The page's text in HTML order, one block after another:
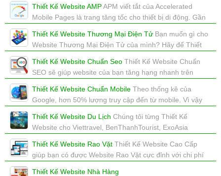
khách hàng chỉ có 1
xem: 5361 | cập nhật: 16/12/2017 15:52
Thiết Kế Website AMPAPM viết tắt của Accelerated
Mobile Pages là trang tăng tốc cho thiết bị di động. Gần
xem: 7774 | cập nhật: 16/12/2017 15:47
Thiết Kế Website Thương Mại Điện Tử Bạn muốn gì cho
Website Thương Mại Điện Tử của mình? Hãy để Thiết
Thiết Kế Website Chuẩn Seo Thiết Kế Website Chuẩn
SEO sẽ giúp website của bạn tăng hạng nhanh trên
Thiết Kế Website Chuẩn Mobile Theo thống kê của
Google, hơn 50% lượng truy cập đến từ mobile. Vì vậy
xem: 2839 | cập nhật: 16/12/2017 15:46
Thiết Kế Website Du Lịch Chúng tôi từng Thiết Kế
Website cho Viettravel, BenThanhTourist, ExoAsia
tuyệt vời.
xem: 3855 | cập nhật: 16/12/2017 15:46
Thiết Kế Website Rao Vặt Thiết Kế Website Cao Cấp
giúp bạn có được Website Rao Vặt cực đỉnh với chi phí
Thiết Kế Website Nhà Hàng